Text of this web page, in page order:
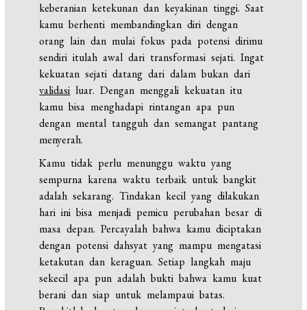
keberanian ketekunan dan keyakinan tinggi. Saat
kamu berhenti membandingkan diri dengan
orang lain dan mulai fokus pada potensi dirimu
sendiri itulah awal dari transformasi sejati. Ingat
kekuatan sejati datang dari dalam bukan dari
validasi luar. Dengan menggali kekuatan itu
kamu bisa menghadapi rintangan apa pun
dengan mental tangguh dan semangat pantang
menyerah.
Kamu tidak perlu menunggu waktu yang
sempurna karena waktu terbaik untuk bangkit
adalah sekarang. Tindakan kecil yang dilakukan
hari ini bisa menjadi pemicu perubahan besar di
masa depan. Percayalah bahwa kamu diciptakan
dengan potensi dahsyat yang mampu mengatasi
ketakutan dan keraguan. Setiap langkah maju
sekecil apa pun adalah bukti bahwa kamu kuat
berani dan siap untuk melampaui batas.